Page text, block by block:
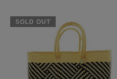
SOLD OUT